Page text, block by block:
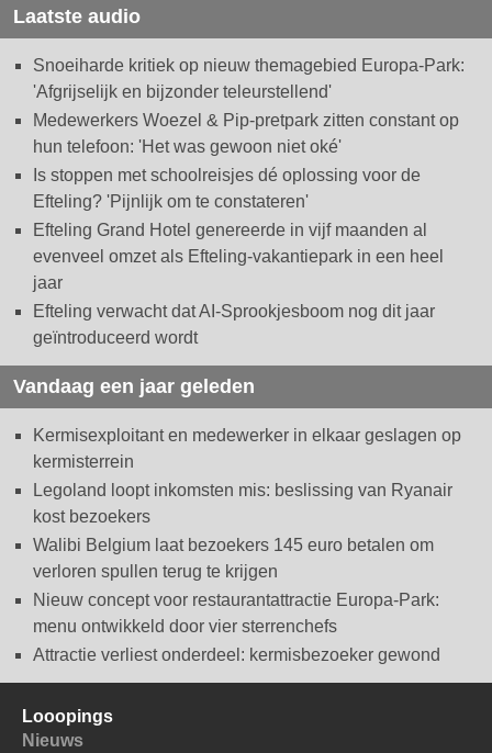
Laatste audio
Snoeiharde kritiek op nieuw themagebied Europa-Park:
'Afgrijselijk en bijzonder teleurstellend'
Medewerkers Woezel & Pip-pretpark zitten constant op
hun telefoon: 'Het was gewoon niet oké'
Is stoppen met schoolreisjes dé oplossing voor de
Efteling? 'Pijnlijk om te constateren'
Efteling Grand Hotel genereerde in vijf maanden al
evenveel omzet als Efteling-vakantiepark in een heel
jaar
Efteling verwacht dat AI-Sprookjesboom nog dit jaar
geïntroduceerd wordt
Vandaag een jaar geleden
Kermisexploitant en medewerker in elkaar geslagen op
kermisterrein
Legoland loopt inkomsten mis: beslissing van Ryanair
kost bezoekers
Walibi Belgium laat bezoekers 145 euro betalen om
verloren spullen terug te krijgen
Nieuw concept voor restaurantattractie Europa-Park:
menu ontwikkeld door vier sterrenchefs
Attractie verliest onderdeel: kermisbezoeker gewond
Looopings
Nieuws